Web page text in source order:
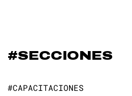
#SECCIONES
#CAPACITACIONES